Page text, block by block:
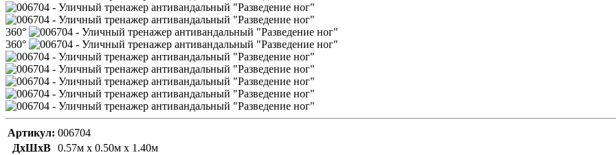
360°
360°
Артикул: 006704
ДxШxВ
0.57м x 0.50м x 1.40м